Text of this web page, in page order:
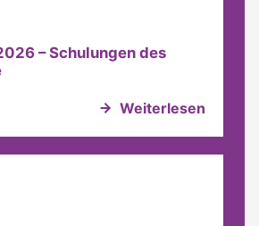
– Schulungen des
Weiterlesen